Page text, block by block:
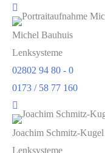
Michel Bauhuis
Lenksysteme
02802 94 80 - 0
0173 / 58 77 160
Joachim Schmitz-Kugel
Lenksysteme